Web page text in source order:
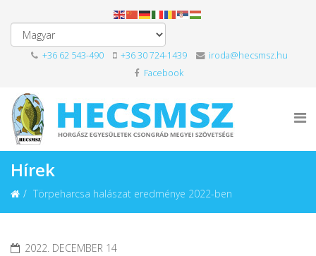
+36 62 543-490 +36 30 724-1439
iroda@hecsmsz.hu
Facebook
Hírek
Törpeharcsa halászat eredménye 2022-ben
2022. DECEMBER 14